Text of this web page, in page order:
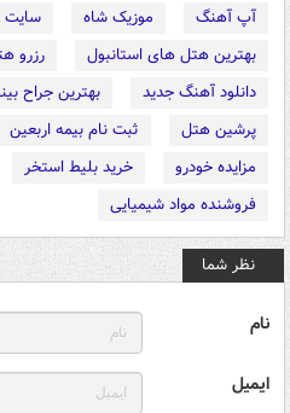
آپ آهنگ موزیک شاه
سایت
بهترین هتل های استانبول
رزرو
دانلود آهنگ جدید
بهترین جراح
پرشین هتل
ثبت نام بیمه اربعین
مزایده خودرو
خرید بلیط استخر
فروشنده مواد شیمیایی
نظر شما
نام
ایمیل